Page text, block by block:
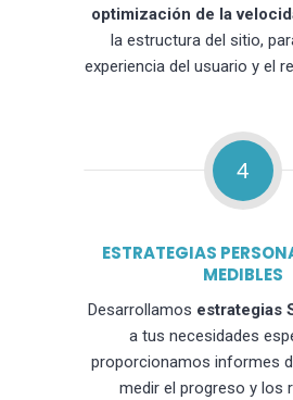
optimización de la
la estructura del sitio,
experiencia del usuario y el
4
ESTRATEGIAS
MEDIBLES
Desarrollamos estrategias
a tus necesidades
proporcionamos informes
medir el progreso y los